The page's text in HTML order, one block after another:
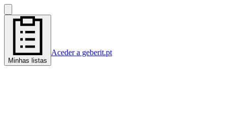
Minhas listas
Aceder a geberit.pt